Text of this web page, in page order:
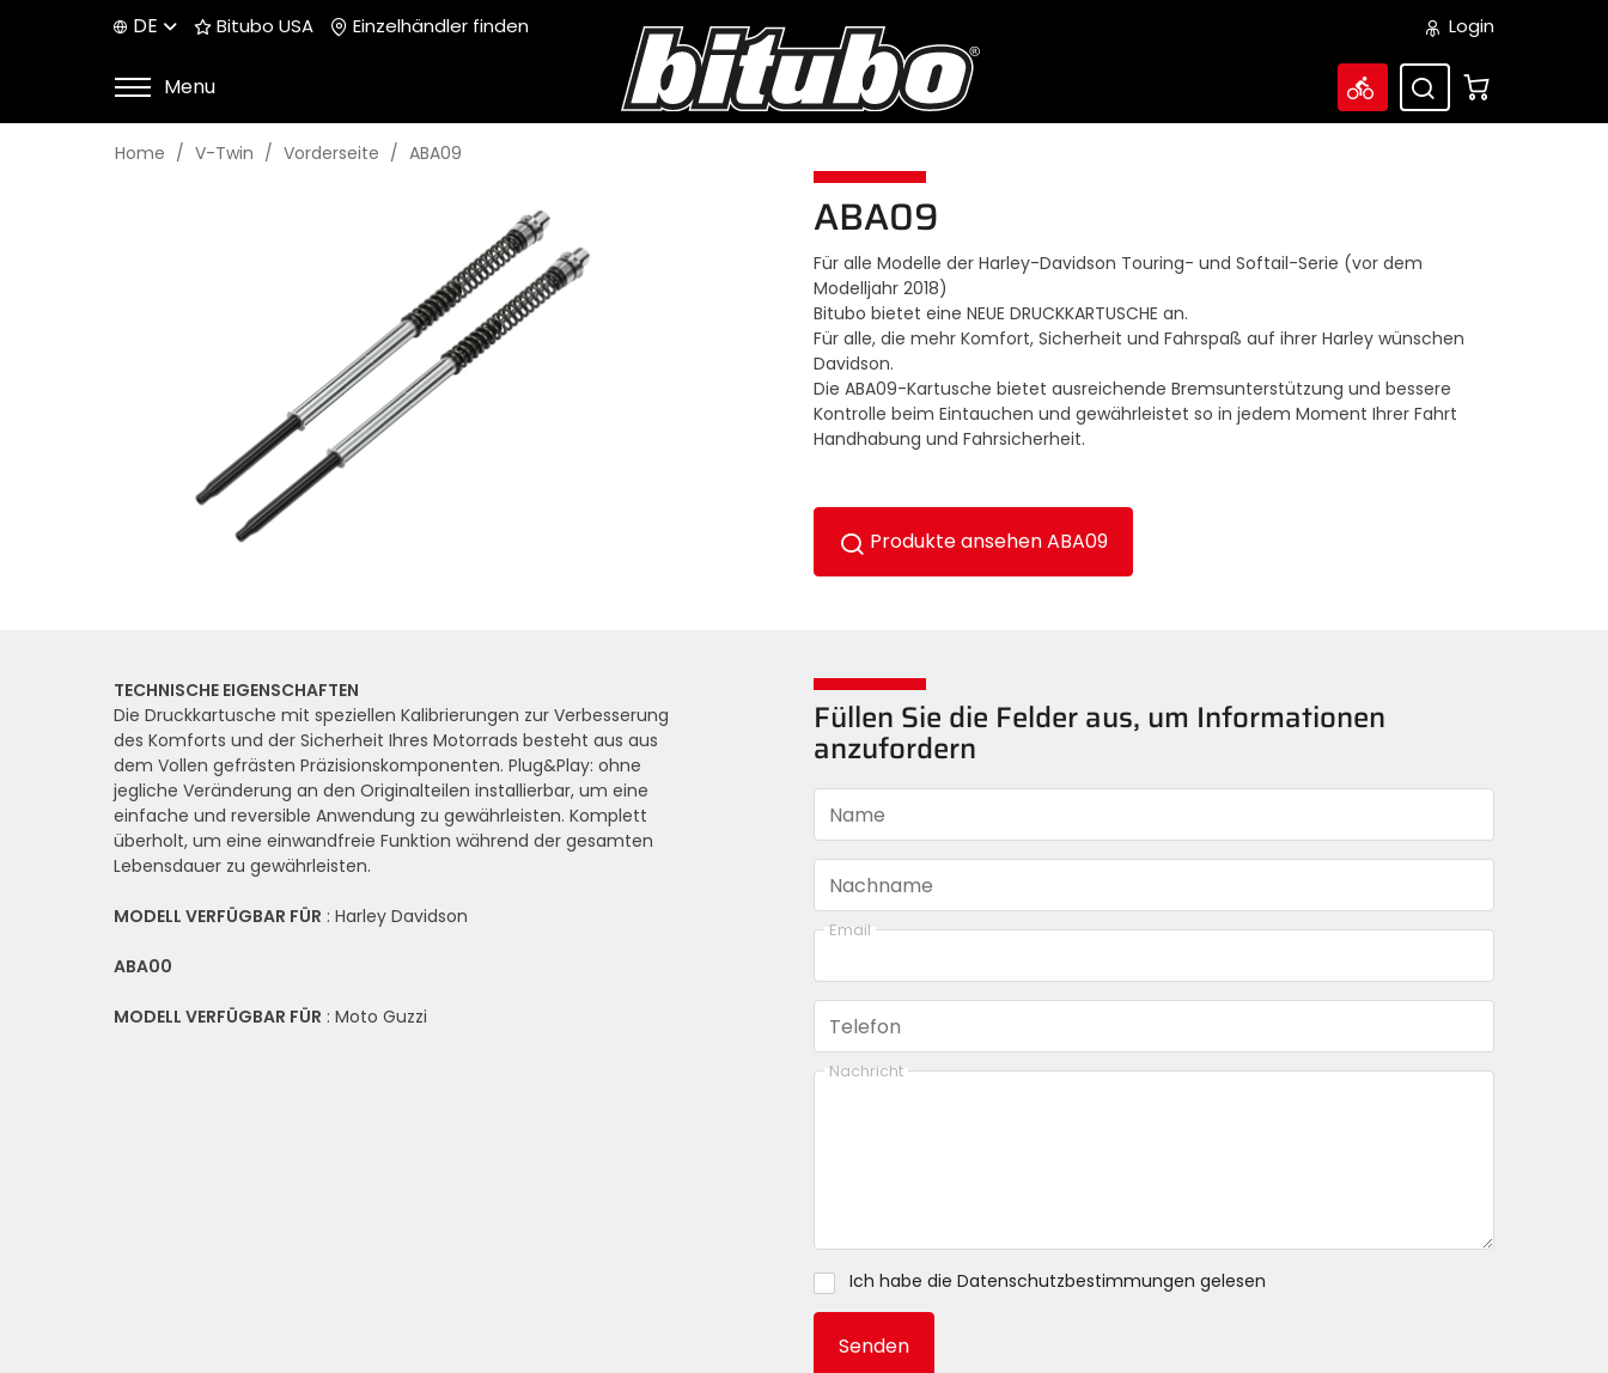
DE Bitubo USA Einzelhändler finden Login
Menu
Home V-Twin Vorderseite ABA09
ABA09
Für alle Modelle der Harley-Davidson Touring- und Softail-Serie (vor dem
Modelljahr 2018)
Bitubo bietet eine NEUE DRUCKKARTUSCHE an.
Für alle, die mehr Komfort, Sicherheit und Fahrspaß auf ihrer Harley wünschen
Davidson.
Die ABA09-Kartusche bietet ausreichende Bremsunterstützung und bessere
Kontrolle beim Eintauchen und gewährleistet so in jedem Moment Ihrer Fahrt
Handhabung und Fahrsicherheit.
Produkte ansehen ABA09
TECHNISCHE EIGENSCHAFTEN
Die Druckkartusche mit speziellen Kalibrierungen zur Verbesserung
des Komforts und der Sicherheit Ihres Motorrads besteht aus aus
dem Vollen gefrästen Präzisionskomponenten. Plug&Play: ohne
jegliche Veränderung an den Originalteilen installierbar, um eine
einfache und reversible Anwendung zu gewährleisten. Komplett
überholt, um eine einwandfreie Funktion während der gesamten
Lebensdauer zu gewährleisten.
MODELL VERFÜGBAR FÜR : Harley Davidson
ABA00
MODELL VERFÜGBAR FÜR : Moto Guzzi
Füllen Sie die Felder aus, um Informationen
anzufordern
Name
Nachname
Email
Telefon
Nachricht
Ich habe die Datenschutzbestimmungen gelesen
Senden